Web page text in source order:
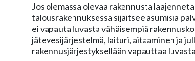
Jos olemassa olevaa rakennusta
talousrakennuksessa sijaitsee asumisia
ei vapauta luvasta vähäisempiä
jätevesijärjestelmä, laituri, aitaaminen ja
rakennusjärjestyksellään vapauttaa